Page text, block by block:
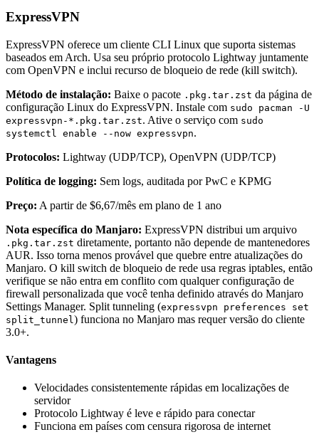
ExpressVPN
ExpressVPN oferece um cliente CLI Linux que suporta sistemas
baseados em Arch. Usa seu próprio protocolo Lightway juntamente
com OpenVPN e inclui recurso de bloqueio de rede (kill switch).
Método de instalação: Baixe o pacote .pkg.tar.zst da página de
configuração Linux do ExpressVPN. Instale com sudo pacman -U
expressvpn-*.pkg.tar.zst. Ative o serviço com sudo
systemctl enable --now expressvpn.
Protocolos: Lightway (UDP/TCP), OpenVPN (UDP/TCP)
Política de logging: Sem logs, auditada por PwC e KPMG
Preço: A partir de $6,67/mês em plano de 1 ano
Nota específica do Manjaro: ExpressVPN distribui um arquivo
.pkg.tar.zst diretamente, portanto não depende de mantenedores
AUR. Isso torna menos provável que quebre entre atualizações do
Manjaro. O kill switch de bloqueio de rede usa regras iptables, então
verifique se não entra em conflito com qualquer configuração de
firewall personalizada que você tenha definido através do Manjaro
Settings Manager. Split tunneling (expressvpn preferences set
split_tunnel ) funciona no Manjaro mas requer versão do cliente
3.0+.
Vantagens
Velocidades consistentemente rápidas em localizações de
servidor
Protocolo Lightway é leve e rápido para conectar
Funciona em países com censura rigorosa de internet